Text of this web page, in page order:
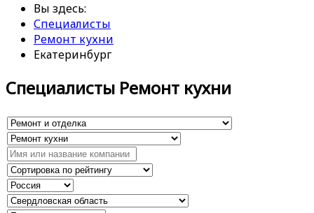
Вы здесь:
Специалисты
Ремонт кухни
Екатеринбург
Специалисты Ремонт кухни